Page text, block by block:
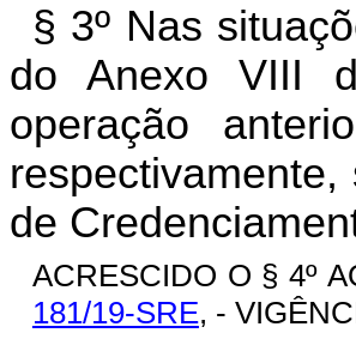
§ 3º Nas
do Anexo VIII
operação
de
ACRESCIDO O § 4º
181/19-SRE, -